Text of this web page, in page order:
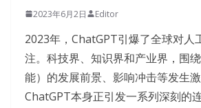
2023年6月2日 Editor
2023年，ChatGPT引爆了全球对人
注。科技界、知识界和产业界，围
能）的发展前景、影响冲击等发生
ChatGPT本身正引发一系列深刻的